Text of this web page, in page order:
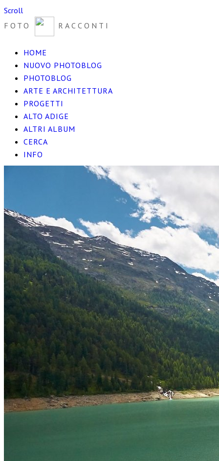
Scroll
FOTO
RACCONTI
HOME
NUOVO PHOTOBLOG
PHOTOBLOG
ARTE E ARCHITETTURA
PROGETTI
ALTO ADIGE
ALTRI ALBUM
CERCA
INFO